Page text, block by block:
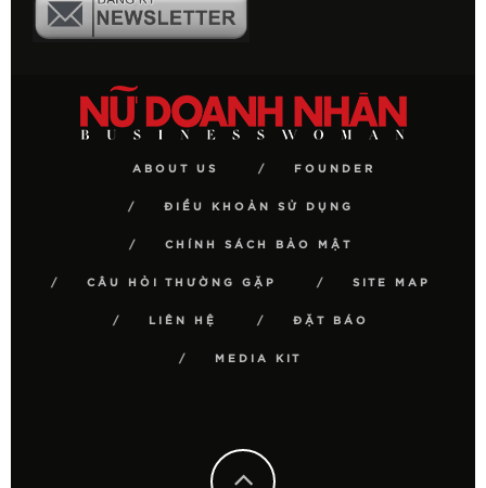
ABOUT US FOUNDER
ĐIỀU KHOẢN SỬ DỤNG
CHÍNH SÁCH BẢO MẬT
CÂU HỎI THƯỜNG GẶP SITE MAP
LIÊN HỆ ĐẶT BÁO
MEDIA KIT